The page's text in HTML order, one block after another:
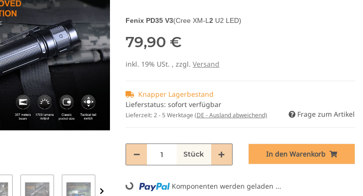
Fenix PD35 V3(Cree XM-L2 U2 LED)
79,90 €
inkl. 19% USt. , zzgl. Versand
Knapper Lagerbestand
Lieferstatus: sofort verfügbar
Lieferzeit:2 - 5 Werktage (DE - Ausland abweichend) Frage zum Artikel
Stück In den Warenkorb
Loading... Komponenten werden geladen ...